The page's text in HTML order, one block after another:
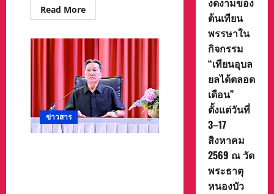
Read MoreRead
more
เทคนิค
ระยอง
คว้า
ถ้วย
พระราชทาน
แข่งขัน
ระดับ
ประเทศ
‘หุ่น
ยนต์
ข่าวสาร
ต้นเทียน
พรรษาใน
กิจกรรม
“เทียนอุบล
ยลได้ตลอด
เดือน”
ตั้งแต่วันที่
3–17
สิงหาคม
2569 ณ วัด
พระธาตุ
หนองบัว